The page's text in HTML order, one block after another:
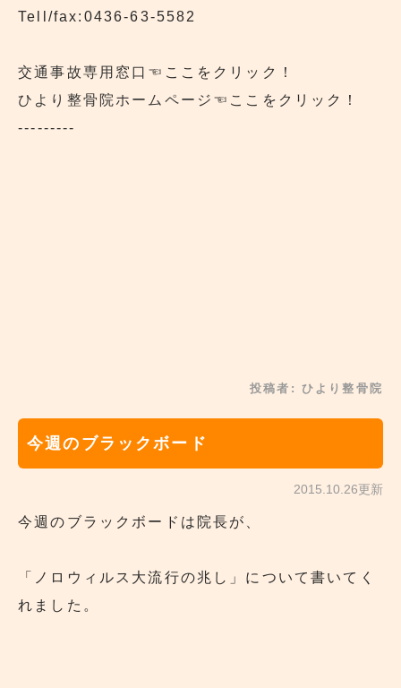
Tell/fax:0436-63-5582
交通事故専用窓口 ☜ここをクリック！
ひより整骨院ホームページ ☜ここをクリック！
---------
投稿者: ひより整骨院
今週のブラックボード
2015.10.26更新
今週のブラックボードは院長が、
「ノロウィルス大流行の兆し」について書いてく
れました。